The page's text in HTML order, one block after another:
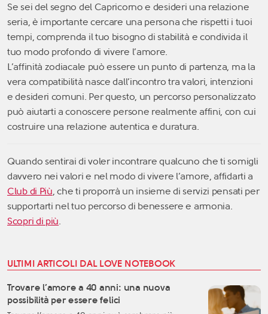
Se sei del segno del Capricorno e desideri una relazione
seria, è importante cercare una persona che rispetti i tuoi
tempi, comprenda il tuo bisogno di stabilità e condivida il
tuo modo profondo di vivere l’amore.
L’affinità zodiacale può essere un punto di partenza, ma la
vera compatibilità nasce dall’incontro tra valori, intenzioni
e desideri comuni. Per questo, un percorso personalizzato
può aiutarti a conoscere persone realmente affini, con cui
costruire una relazione autentica e duratura.
Quando sentirai di voler incontrare qualcuno che ti somigli
davvero nei valori e nel modo di vivere l’amore, affidarti a
Club di Più , che ti proporrà un insieme di servizi pensati per
supportarti nel tuo percorso di benessere e armonia.
Scopri di più
ULTIMI ARTICOLI DAL LOVE NOTEBOOK
Trovare l’amore a 40 anni: una nuova
possibilità per essere felici